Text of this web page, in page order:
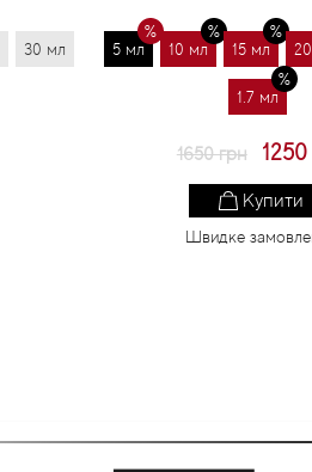
30 мл 5 мл 10 мл 15 мл
1.7 мл
1650 грн
Купити
Швидке